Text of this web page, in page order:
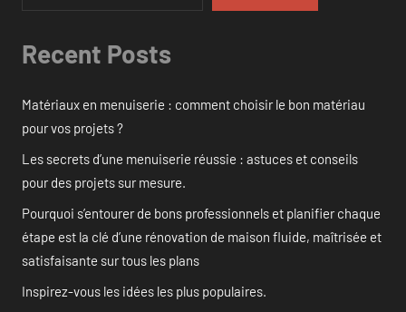
Recent Posts
Matériaux en menuiserie : comment choisir le bon matériau
pour vos projets ?
Les secrets d’une menuiserie réussie : astuces et conseils
pour des projets sur mesure.
Pourquoi s’entourer de bons professionnels et planifier chaque
étape est la clé d’une rénovation de maison fluide, maîtrisée et
satisfaisante sur tous les plans
Inspirez-vous les idées les plus populaires.